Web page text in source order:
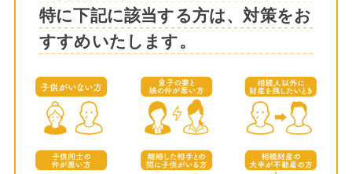
特に下記に該当する方は、対策をお
すすめいたします。